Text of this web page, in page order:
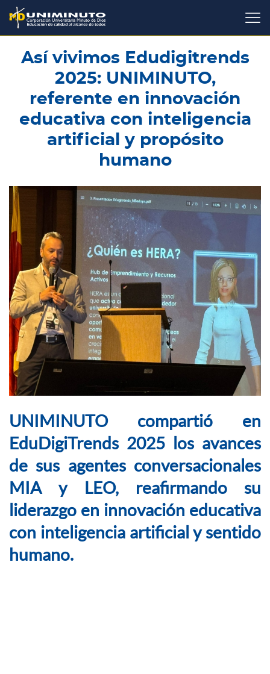
Pasar
contenido
principal
Así vivimos Edudigitrends
2025: UNIMINUTO,
referente en innovación
educativa con inteligencia
artificial y propósito
humano
UNIMINUTO compartió en
EduDigiTrends 2025 los avances
de sus agentes conversacionales
MIA y LEO, reafirmando su
liderazgo en innovación educativa
con inteligencia artificial y sentido
humano.